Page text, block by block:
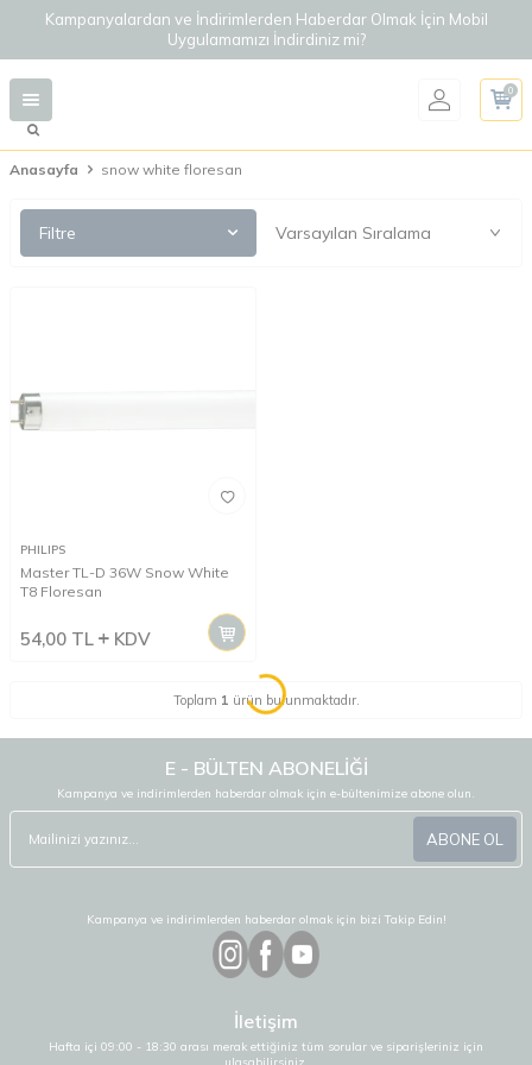
Kampanyalardan ve İndirimlerden Haberdar Olmak İçin Mobil
Uygulamamızı İndirdiniz mi?
0
Anasayfa snow white floresan
Filtre
PHILIPS
Master TL-D 36W Snow White
T8 Floresan
54,00 TL KDV
Toplam 1 ürün bulunmaktadır.
E - BÜLTEN ABONELİĞİ
Kampanya ve indirimlerden haberdar olmak için e-bültenimize abone olun.
ABONE OL
Kampanya ve indirimlerden haberdar olmak için bizi Takip Edin!
İletişim
Hafta içi 09:00 - 18:30 arası merak ettiğiniz tüm sorular ve siparişleriniz için